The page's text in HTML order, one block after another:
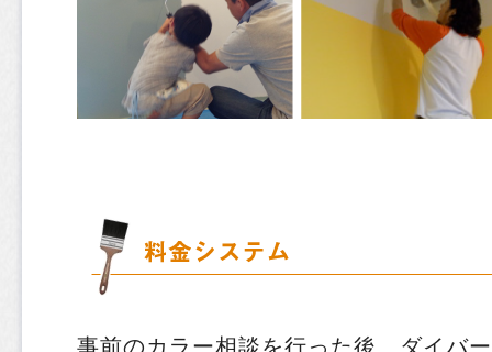
事前のカラー相談を行った後、ダイバ